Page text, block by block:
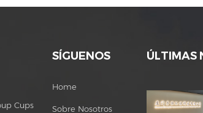
Cups
SÍGUENOS
Home
Sobre Nosotros
ÚLTIMAS